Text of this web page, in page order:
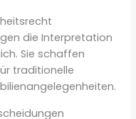
die Interpretation
Sie schaffen
traditionelle